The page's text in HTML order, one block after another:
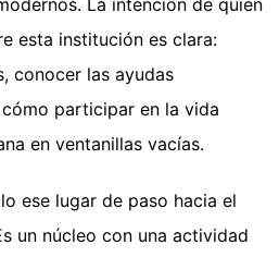
esta institución es clara:
conocer las ayudas
participar en la vida
en ventanillas vacías.
ese lugar de paso hacia el
un núcleo con una actividad